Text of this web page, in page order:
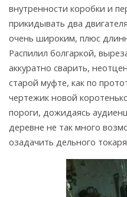
внутренности коробки и
прикидывать два
очень широким, плюс
Распилил болгаркой,
аккуратно сварить,
старой муфте, как по
чертежик новой
пороги, дожидаясь
деревне не так много
озадачить дельного